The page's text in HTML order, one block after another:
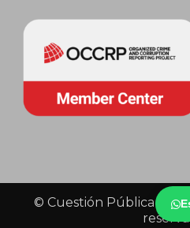
© Cuestión Pública